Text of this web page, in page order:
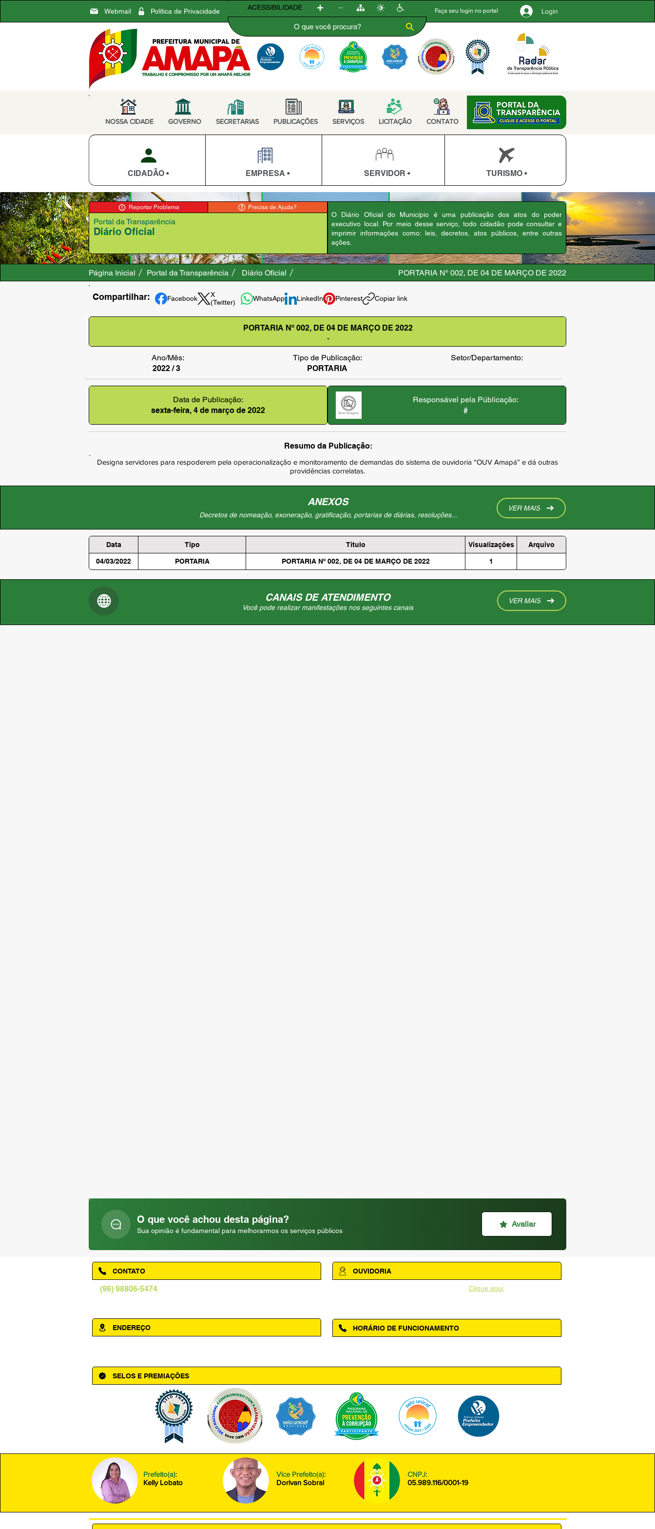
Webmail Política de Privacidade Faça seu login no portal Login
ACESSIBILIDADE
NOSSA CIDADE GOVERNO SECRETARIAS PUBLICAÇÕES SERVIÇOS LICITAÇÃO CONTATO
CIDADÃO • EMPRESA • SERVIDOR • TURISMO •
Reportar Problema Precisa de Ajuda?
Diário Oficial
Portal da Transparência
O Diário Oficial do Município é uma publicação dos atos do poder
executivo local. Por meio desse serviço, todo cidadão pode consultar e
imprimir informações como: leis, decretos, atos públicos, entre outras
ações.
Página Inicial Portal da Transparência Diário Oficial PORTARIA Nº 002, DE 04 DE MARÇO DE 2022
Compartilhar: Facebook
X
(Twitter)
WhatsApp LinkedIn Pinterest Copiar link
PORTARIA Nº 002, DE 04 DE MARÇO DE 2022
-
Ano/Mês:
2022 / 3
Tipo de Publicação:
PORTARIA
Setor/Departamento:
Data de Publicação:
sexta-feira, 4 de março de 2022
Responsável pela Públicação:
#
Resumo da Publicação:
Designa servidores para respoderem pela operacionalização e monitoramento de demandas do sistema de ouvidoria “OUV Amapá” e dá outras
providências correlatas.
ANEXOS
Decretos de nomeação, exoneração, gratificação, portarias de diárias, resoluções...
VER MAIS
Data Tipo Titulo Visualizações Arquivo
04/03/2022 PORTARIA PORTARIA Nº 002, DE 04 DE MARÇO DE 2022 1
CANAIS DE ATENDIMENTO
Você pode realizar manifestações nos seguintes canais
VER MAIS
O que você achou desta página?
Sua opinião é fundamental para melhorarmos os serviços públicos
Avaliar
(96) 98806-5474
CONTATO
ENDEREÇO
Clique aqui
OUVIDORIA
HORÁRIO DE FUNCIONAMENTO
SELOS E PREMIAÇÕES
Prefeito(a):
Kelly Lobato
Vice Prefeito(a):
Dorivan Sobral
CNPJ:
05.989.116/0001-19